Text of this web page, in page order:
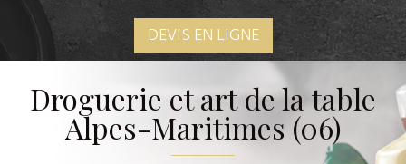
DEVIS EN LIGNE
Droguerie et art de la table
Alpes-Maritimes (06)